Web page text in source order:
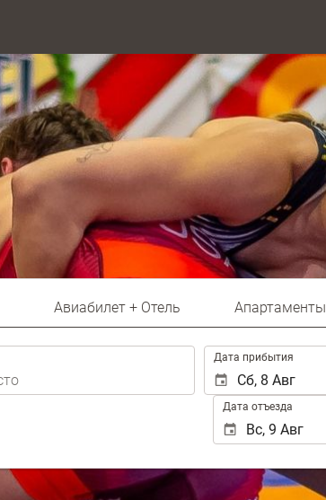
Авиабилет + Отель Апартаменты
Дата прибытия
Дата отъезда